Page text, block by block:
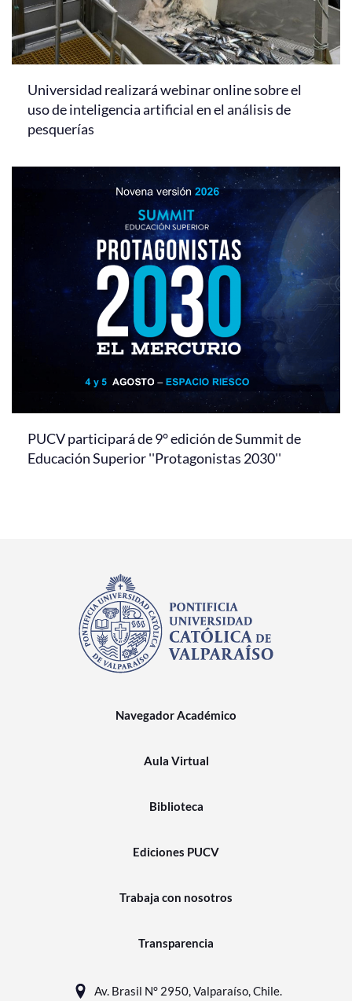
Universidad realizará webinar online sobre el
uso de inteligencia artificial en el análisis de
pesquerías
PUCV participará de 9° edición de Summit de
Educación Superior ''Protagonistas 2030''
Navegador Académico
Aula Virtual
Biblioteca
Ediciones PUCV
Trabaja con nosotros
Transparencia
Av. Brasil N° 2950, Valparaíso, Chile.